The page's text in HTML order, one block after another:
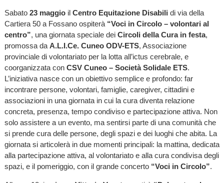
Sabato 23 maggioil Centro Equitazione Disabili di via della
Cartiera 50 a Fossano ospiterà “Voci in Circolo – volontari al
centro”, una giornata speciale dei Circoli della Cura in festa,
promossa da A.L.I.Ce. Cuneo ODV-ETS, Associazione
provinciale di volontariato per la lotta all’ictus cerebrale, e
coorganizzata con CSV Cuneo – Società Solidale ETS.
L’iniziativa nasce con un obiettivo semplice e profondo: far
incontrare persone, volontari, famiglie, caregiver, cittadini e
associazioni in una giornata in cui la cura diventa relazione
concreta, presenza, tempo condiviso e partecipazione attiva. Non
solo assistere a un evento, ma sentirsi parte di una comunità che
si prende cura delle persone, degli spazi e dei luoghi che abita. La
giornata si articolerà in due momenti principali: la mattina, dedicata
alla partecipazione attiva, al volontariato e alla cura condivisa degli
spazi, e il pomeriggio, con il grande concerto “Voci in Circolo”.